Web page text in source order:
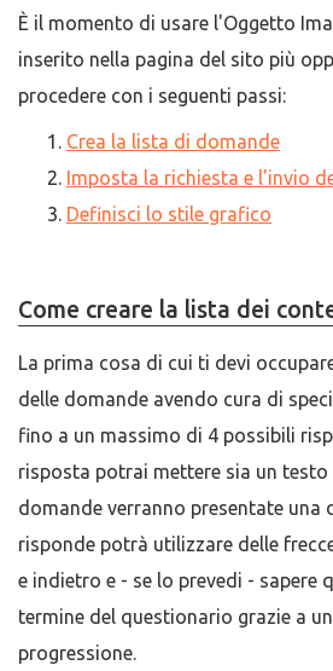
È il momento di usare l'Oggetto
inserito nella pagina del sito più
procedere con i seguenti passi:
Crea la lista di domande
Imposta la richiesta e l'invio
Definisci lo stile grafico
Come creare la lista dei
La prima cosa di cui ti devi
delle domande avendo cura di
fino a un massimo di 4 possibili
risposta potrai mettere sia un testo
domande verranno presentate una
risponde potrà utilizzare delle
e indietro e - se lo prevedi - sapere
termine del questionario grazie a
progressione.